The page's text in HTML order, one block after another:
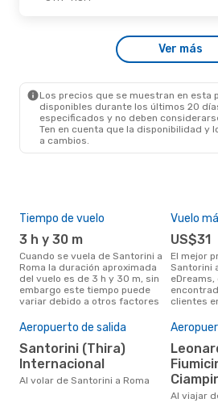
- Mar., 25 De Ago.
Directo
Ver más
Los precios que se muestran en esta
disponibles durante los últimos 20
especificados y no deben
Ten en cuenta que la disponibilidad y
a cambios.
Tiempo de vuelo
3 h y 30 m
Cuando se vuela de Santorini a
Roma la duración aproximada
del vuelo es de 3 h y 30 m, sin
embargo este tiempo puede
variar debido a otros factores
Vuelo
US$31
El mejor precio para vuelos de
Santorini
eDreams,
clientes
Aeropuerto de salida
Santorini (Thira)
Internacional
Al volar de Santorini a Roma
Leonardo da Vinci-
Al viajar